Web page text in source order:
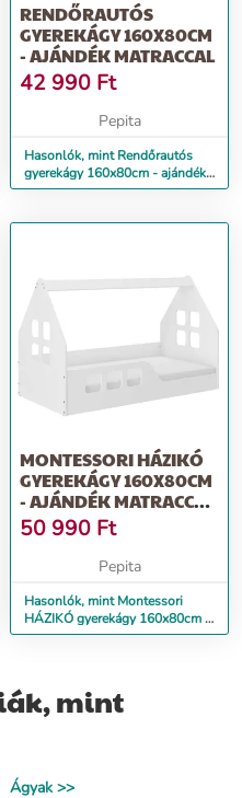
RENDŐRAUTÓS
GYEREKÁGY 160X80CM
- AJÁNDÉK MATRACCAL
42 990 Ft
Pepita
Hasonlók, mint Rendőrautós
gyerekágy 160x80cm - ajándék
matraccal
MONTESSORI HÁZIKÓ
GYEREKÁGY 160X80CM
- AJÁNDÉK MATRACCAL
- BALOS
50 990 Ft
Pepita
Hasonlók, mint Montessori
HÁZIKÓ gyerekágy 160x80cm -
ajándék matraccal - balos
mint
Ágyak >>